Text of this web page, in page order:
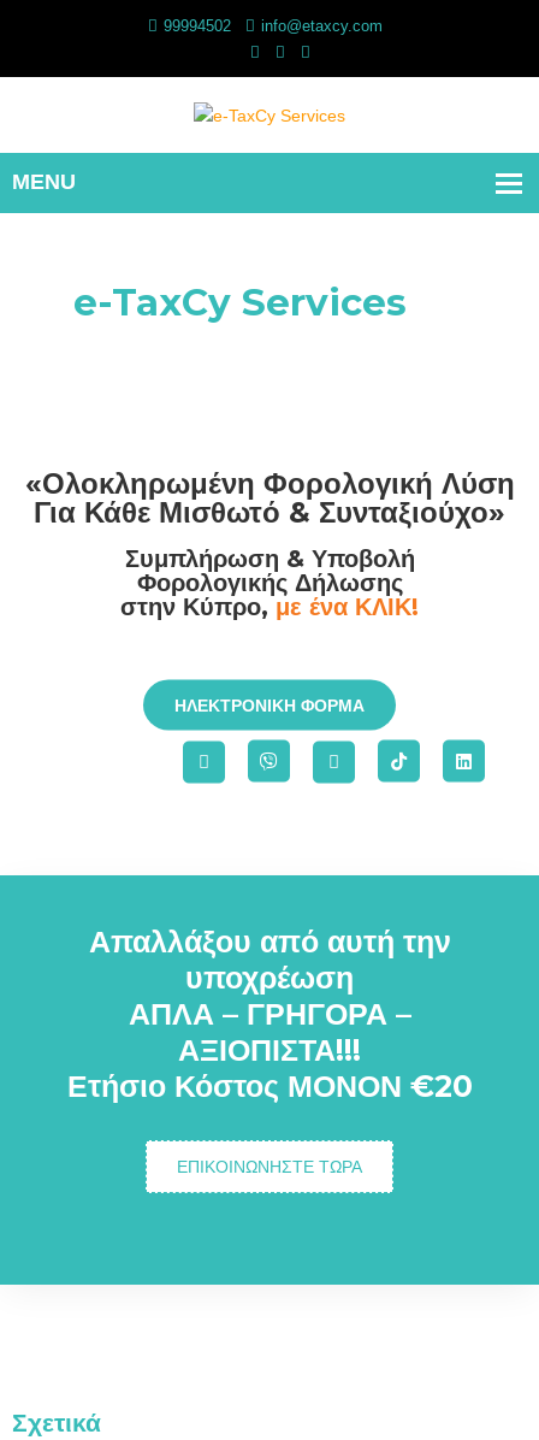
99994502 info@etaxcy.com
e-TaxCy Services
«Ολοκληρωμένη Φορολογική Λύση
Για Κάθε Μισθωτό & Συνταξιούχο»
Συμπλήρωση & Υποβολή
Φορολογικής Δήλωσης
στην Κύπρο, με ένα ΚΛΙΚ!
ΗΛΕΚΤΡΟΝΙΚΗ ΦΟΡΜΑ
Απαλλάξου από αυτή την
υποχρέωση
ΑΠΛΑ – ΓΡΗΓΟΡΑ –
ΑΞΙΟΠΙΣΤΑ!!!
Ετήσιο Κόστος ΜΟΝΟΝ €20
ΕΠΙΚΟΙΝΩΝΗΣΤΕ ΤΩΡΑ
Σχετικά